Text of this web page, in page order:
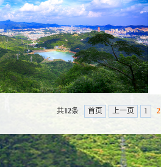
共12条 首页 上一页 1 2